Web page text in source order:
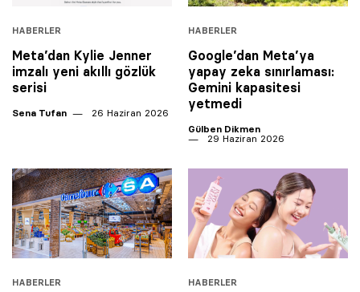
HABERLER
Meta’dan Kylie Jenner
imzalı yeni akıllı gözlük
serisi
Sena Tufan 26 Haziran 2026
HABERLER
Google’dan Meta’ya
yapay zeka sınırlaması:
Gemini kapasitesi
yetmedi
Gülben Dikmen
29 Haziran 2026
HABERLER HABERLER